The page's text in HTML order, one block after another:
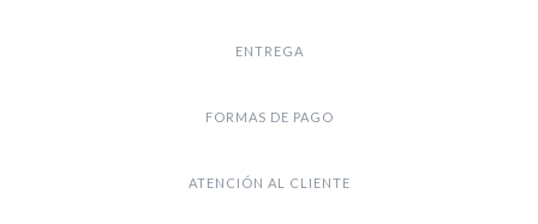
ENTREGA
FORMAS DE PAGO
ATENCIÓN AL CLIENTE